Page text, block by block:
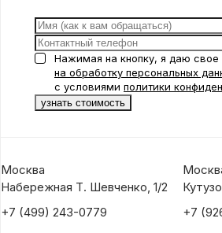
Нажимая на кнопку, я даю свое
на обработку персональных
с условиями политики
Москва
Набережная Т. Шевченко, 1/2
+7 (499) 243-0779
+7